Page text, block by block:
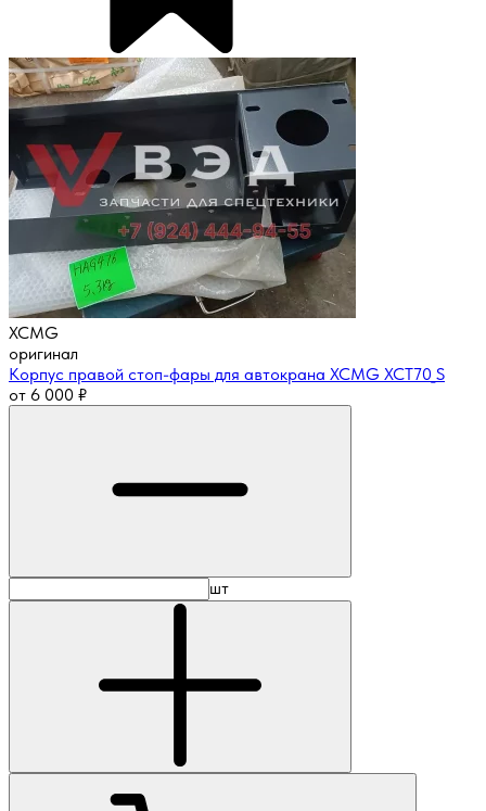
XCMG
оригинал
Корпус правой стоп-фары для автокрана XCMG XCT70_S
от 6 000 ₽
шт